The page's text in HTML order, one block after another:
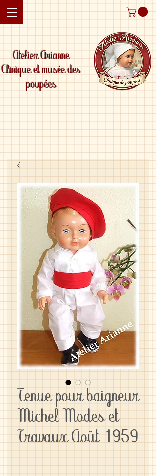
Atelier Arianne
Clinique et musée des
poupées
Tenue pour baigneur
Michel Modes et
Travaux Août 1959